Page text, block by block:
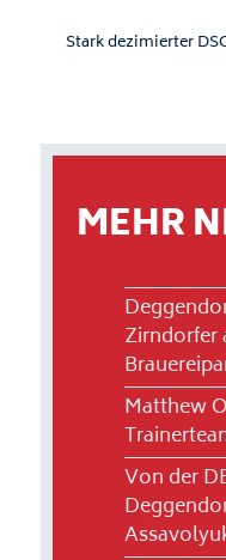
Stark dezimierter
MEHR
Zirndorfer
Matthew
Von der